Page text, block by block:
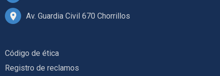
Av. Guardia Civil 670 Chorrillos
Código de ética
Registro de reclamos